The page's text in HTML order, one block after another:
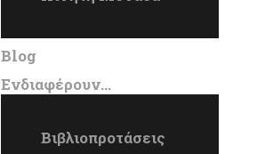
Blog
Ενδιαφέρουν…
Βιβλιοπροτάσεις